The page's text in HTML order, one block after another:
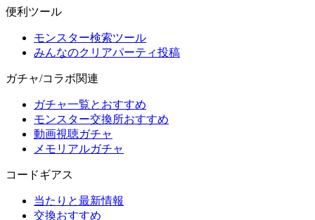
便利ツール
モンスター検索ツール
みんなのクリアパーティ投稿
ガチャ/コラボ関連
ガチャ一覧とおすすめ
モンスター交換所おすすめ
動画視聴ガチャ
メモリアルガチャ
コードギアス
当たりと最新情報
交換おすすめ